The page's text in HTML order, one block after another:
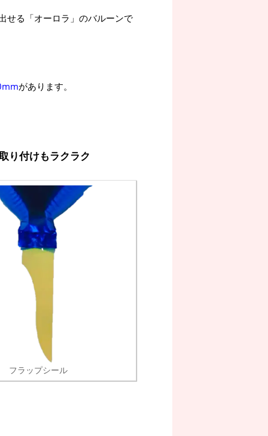
せる「オーロラ」のバルーンで
があります。
り付けもラクラク
フラップシール